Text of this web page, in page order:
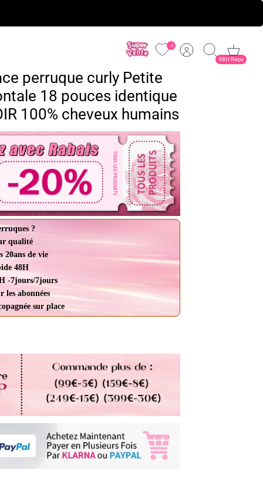
48H Reçu
0
CuentaBuscar Carrito
perruque curly Petite
18 pouces identique
100% cheveux humains
?
qualité
20ans de vie
48H
-7jours/7jours
les abonnées
sur place